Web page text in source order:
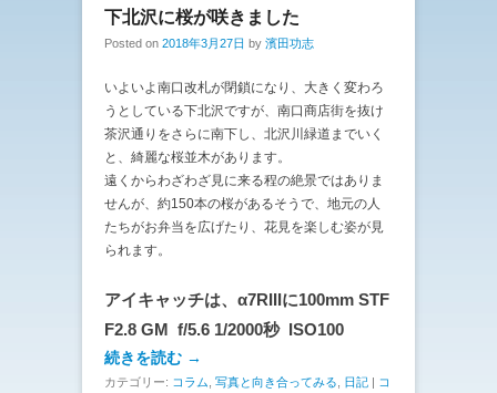
下北沢に桜が咲きました
Posted on 2018年3月27日 by 濱田功志
いよいよ南口改札が閉鎖になり、大きく変わろ
うとしている下北沢ですが、南口商店街を抜け
茶沢通りをさらに南下し、北沢川緑道までいく
と、綺麗な桜並木があります。
遠くからわざわざ見に来る程の絶景ではありま
せんが、約150本の桜があるそうで、地元の人
たちがお弁当を広げたり、花見を楽しむ姿が見
られます。
アイキャッチは、α7RIIIに100mm STF
F2.8 GM f/5.6 1/2000秒 ISO100
続きを読む →
カテゴリー: コラム 写真と向き合ってみる 日記
コ